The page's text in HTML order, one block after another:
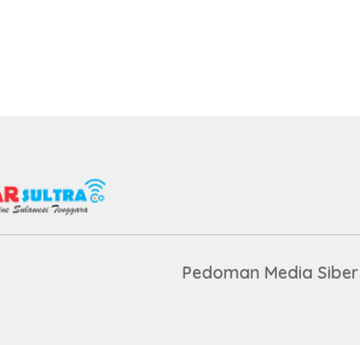
Pedoman Media Siber